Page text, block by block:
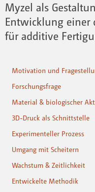
Myzel als
Entwicklung einer
für additive
Motivation und
Forschungsfrage
Material & biologischer
3D-Druck als Schnittstelle
Experimenteller Prozess
Umgang mit Scheitern
Wachstum & Zeitlichkeit
Entwickelte Methodik